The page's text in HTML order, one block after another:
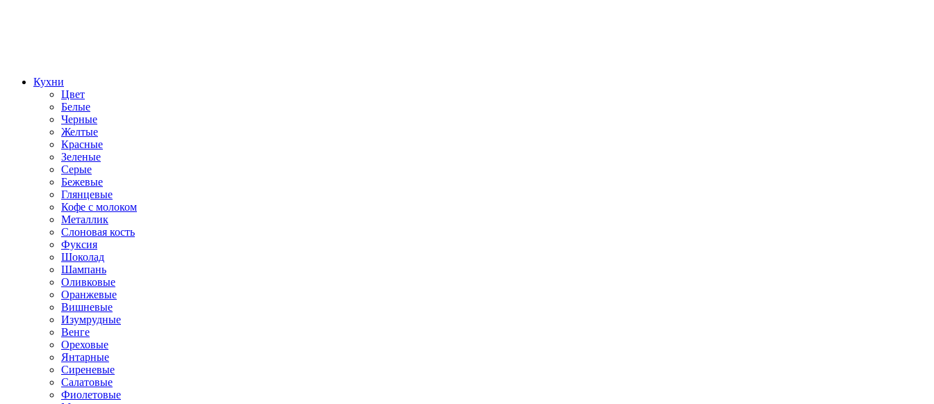
Кухни
Цвет
Белые
Черные
Желтые
Красные
Зеленые
Серые
Бежевые
Глянцевые
Кофе с молоком
Металлик
Слоновая кость
Фуксия
Шоколад
Шампань
Оливковые
Оранжевые
Вишневые
Изумрудные
Венге
Ореховые
Янтарные
Сиреневые
Салатовые
Фиолетовые